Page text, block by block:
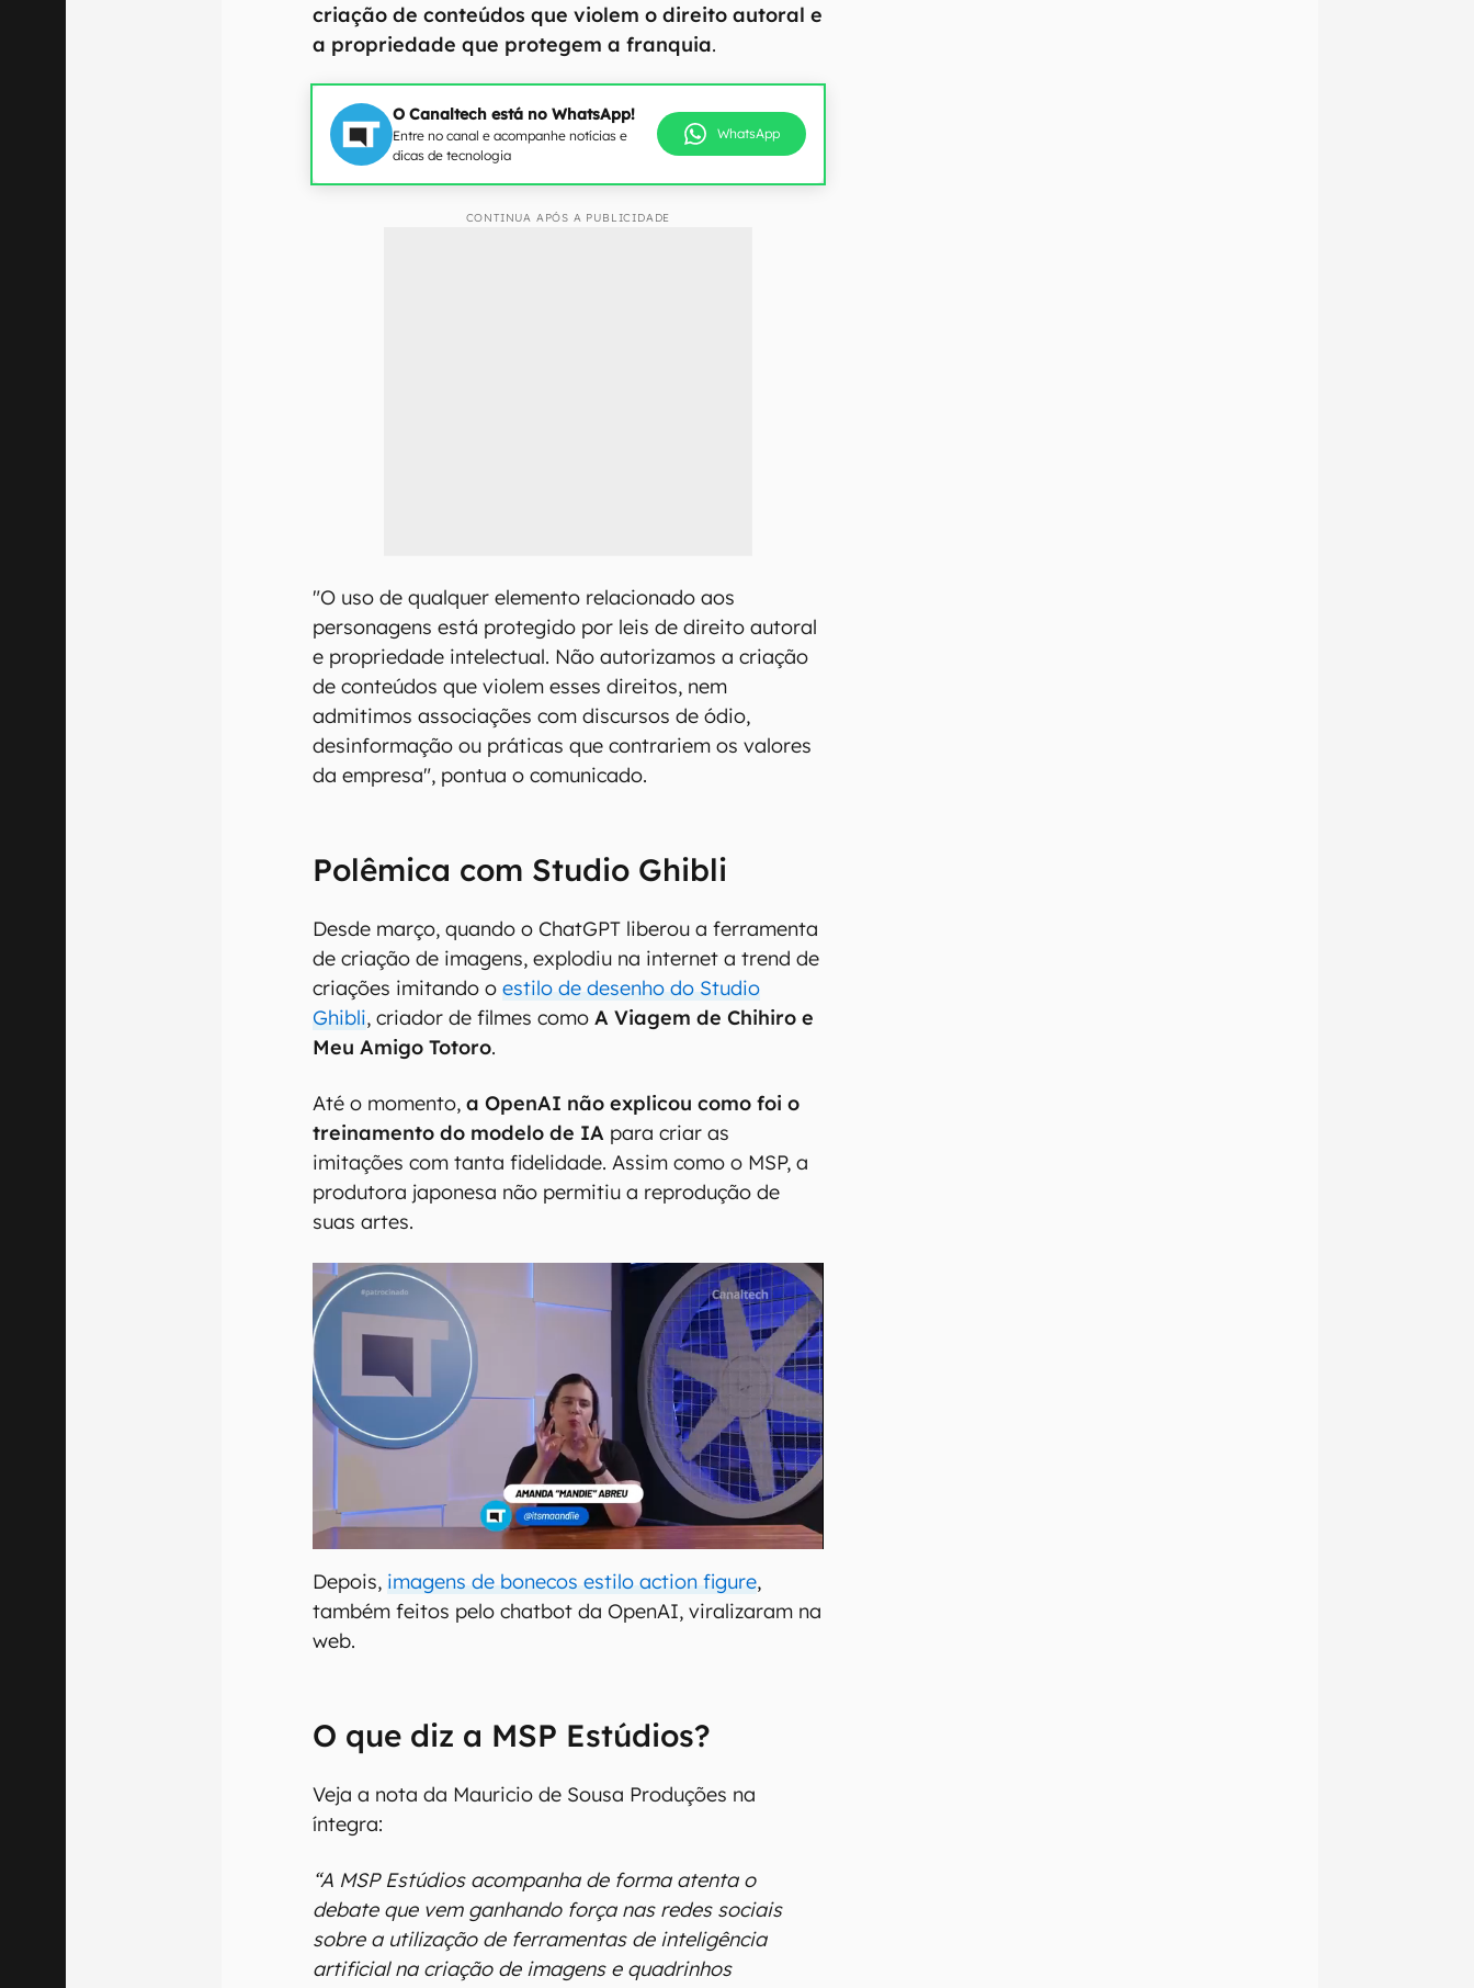
criação de conteúdos que violem o direito autoral e
a propriedade que protegem a franquia.
O Canaltech está no WhatsApp!
Entre no canal e acompanhe notícias e
dicas de tecnologia
WhatsApp
CONTINUA APÓS A PUBLICIDADE
"O uso de qualquer elemento relacionado aos
personagens está protegido por leis de direito autoral
e propriedade intelectual. Não autorizamos a criação
de conteúdos que violem esses direitos, nem
admitimos associações com discursos de ódio,
desinformação ou práticas que contrariem os valores
da empresa", pontua o comunicado.
Polêmica com Studio Ghibli
Desde março, quando o ChatGPT liberou a ferramenta
de criação de imagens, explodiu na internet a trend de
criações imitando oestilo de desenho do Studio
Ghibli, criador de filmes comoA Viagem de Chihiro e
Meu Amigo Totoro.
Até o momento,a OpenAI não explicou como foi o
treinamento do modelo de IA para criar as
imitações com tanta fidelidade. Assim como o MSP, a
produtora japonesa não permitiu a reprodução de
suas artes.
Depois, imagens de bonecos estilo action figure,
também feitos pelo chatbot da OpenAI, viralizaram na
web.
O que diz a MSP Estúdios?
Veja a nota da Mauricio de Sousa Produções na
íntegra:
“A MSP Estúdios acompanha de forma atenta o
debate que vem ganhando força nas redes sociais
sobre a utilização de ferramentas de inteligência
artificial na criação de imagens e quadrinhos